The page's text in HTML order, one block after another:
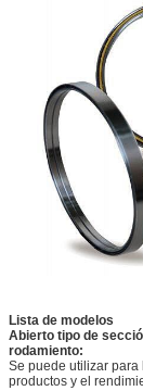
Lista de modelos
Abierto tipo de
rodamiento:
Se puede utilizar
productos y el